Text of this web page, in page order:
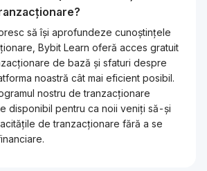
să își aprofundeze cunoștințele
Bybit Learn oferă acces gratuit
de bază și sfaturi despre
noastră cât mai eficient posibil.
nostru de tranzacționare
disponibil pentru ca noii veniți să-și
de tranzacționare fără a se